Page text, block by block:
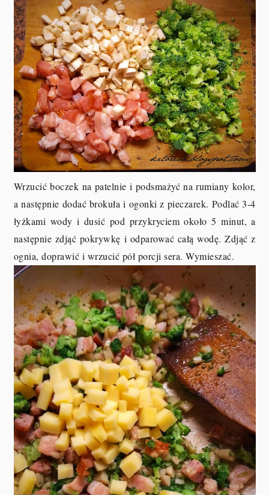
Wrzucić boczek na patelnie i podsmażyć na rumiany kolor,
a następnie dodać brokuła i ogonki z pieczarek. Podlać 3-4
łyżkami wody i dusić pod przykryciem około 5 minut, a
następnie zdjąć pokrywkę i odparować całą wodę. Zdjąć z
ognia, doprawić i wrzucić pół porcji sera. Wymieszać.